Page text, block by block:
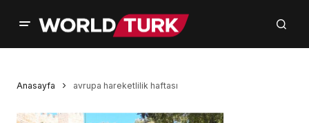
Anasayfa avrupa hareketlilik haftası